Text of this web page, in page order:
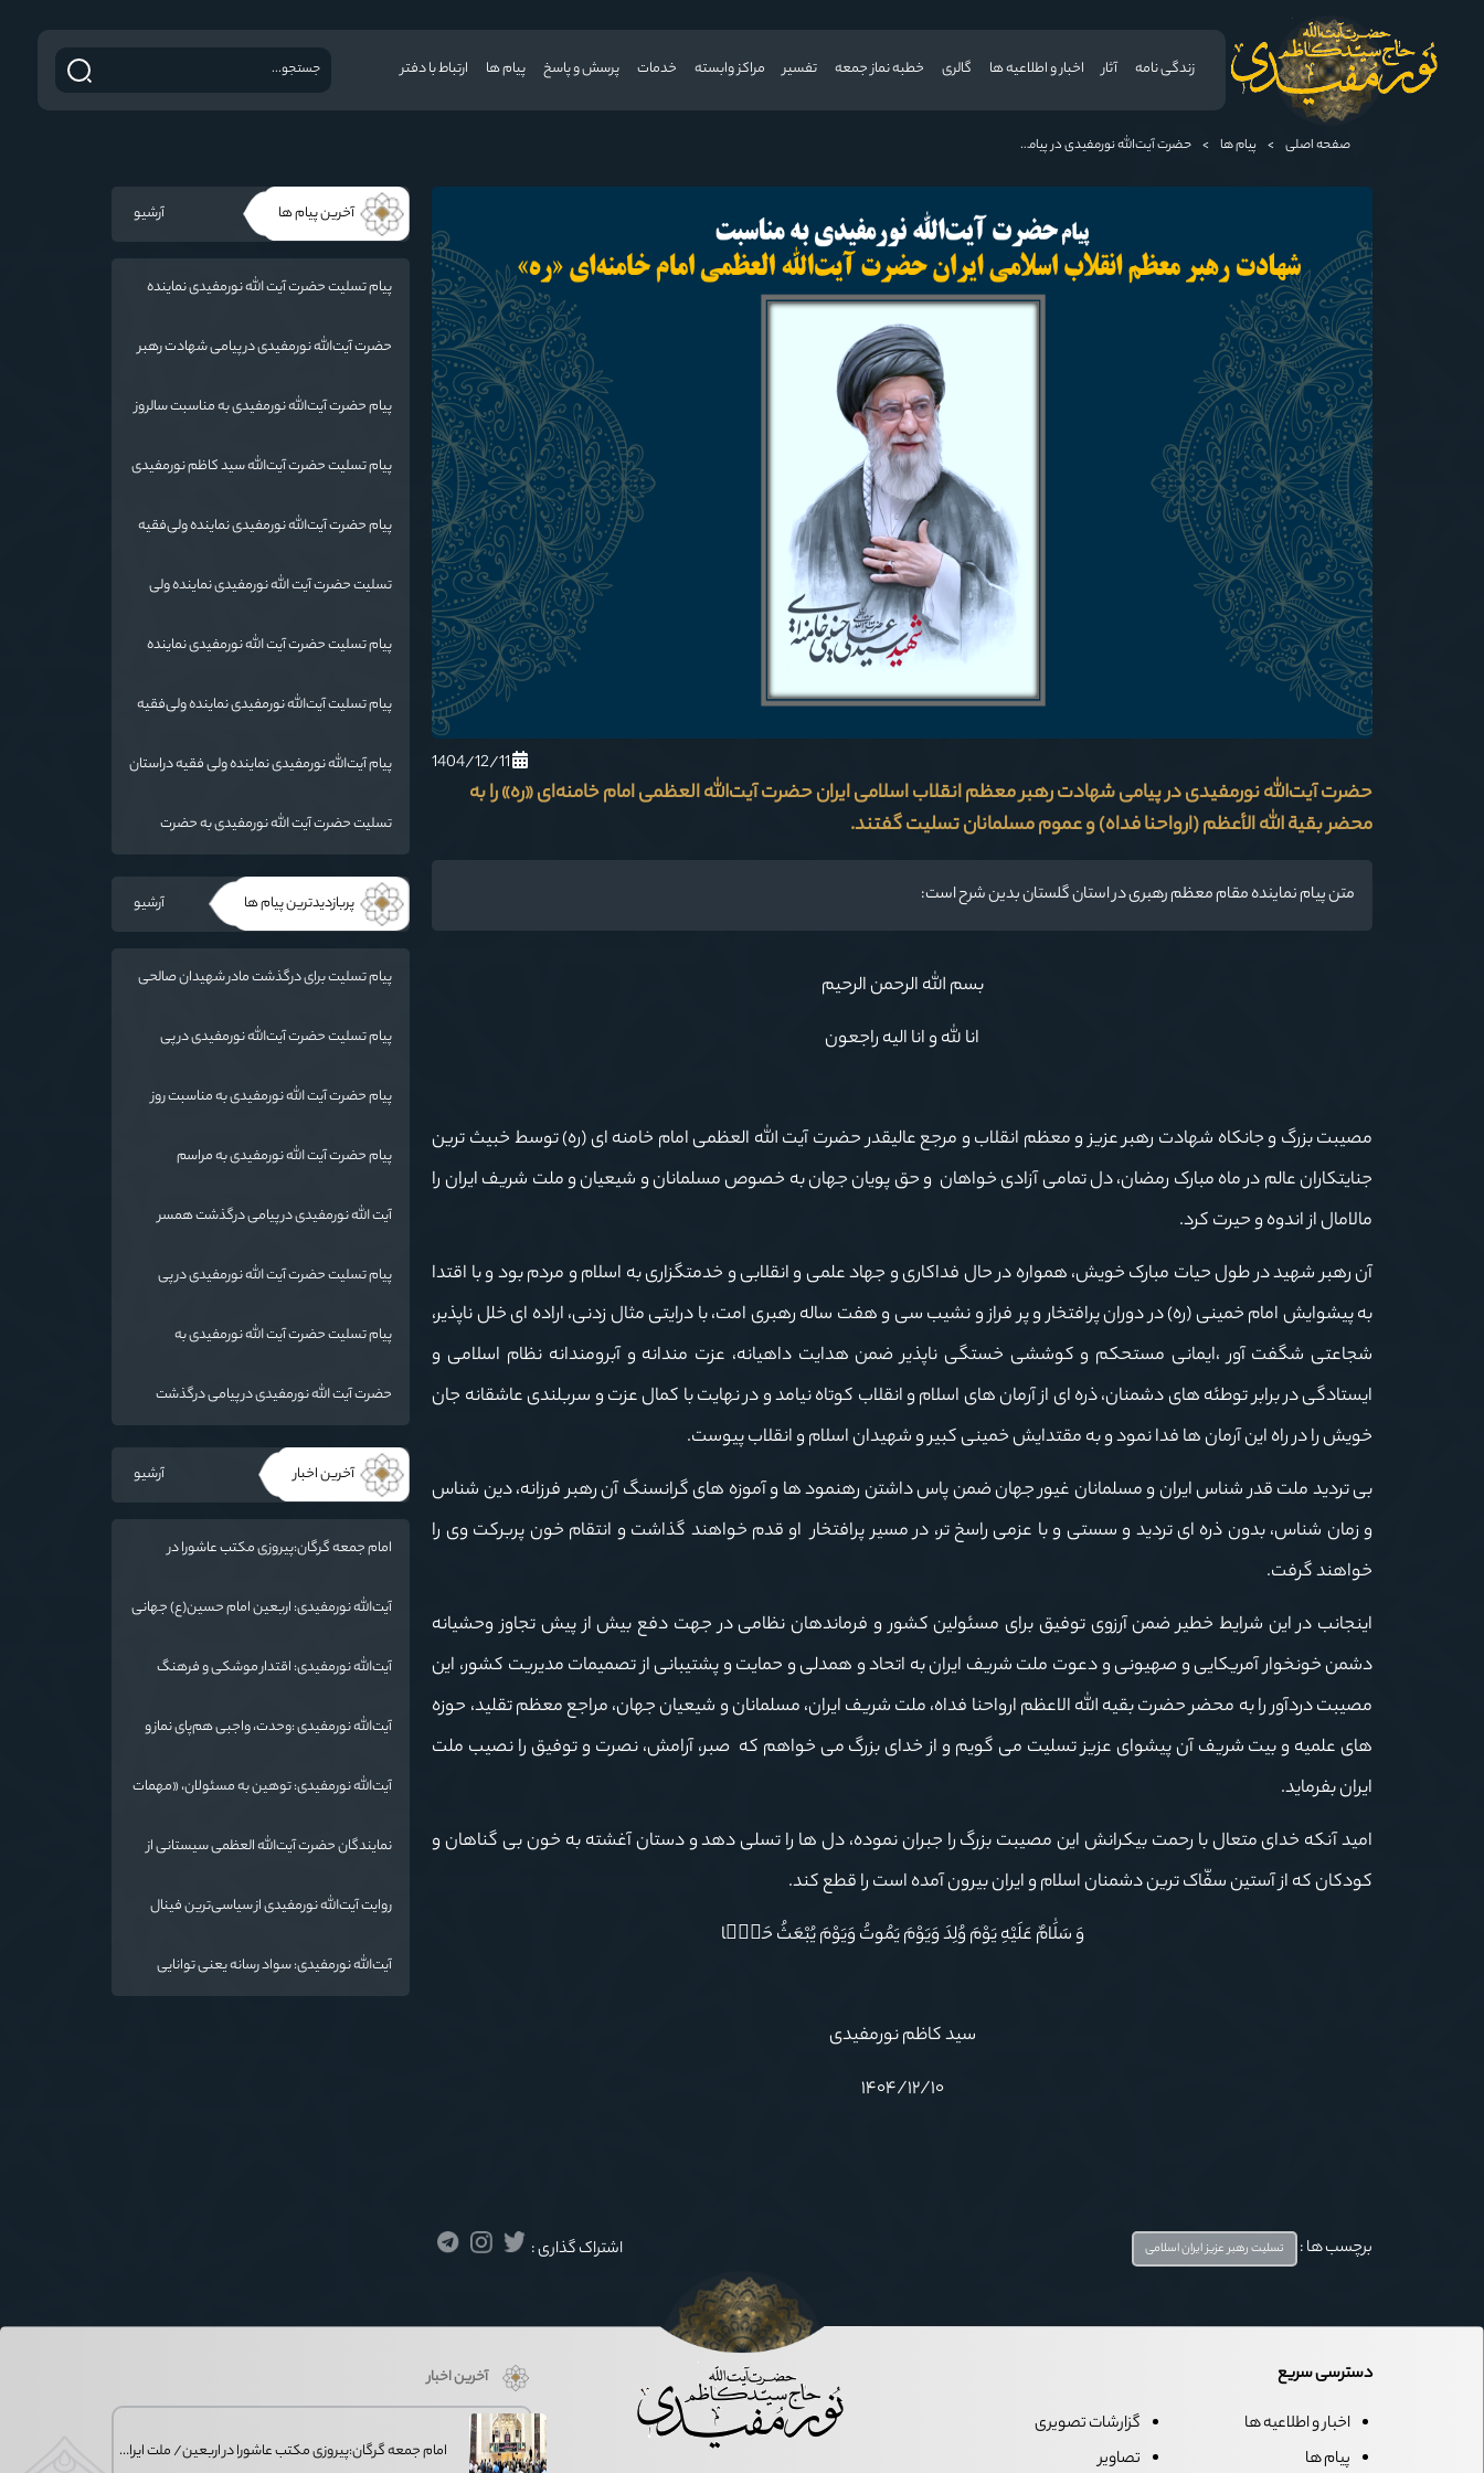
زندگی نامه آثار اخبار و اطلاعیه ها گالری خطبه نماز جمعه تفسیر مراکز وابسته خدمات پرسش و پاسخ پیام ها ارتباط با دفتر
صفحه اصلی > پیام ها > حضرت آیت‌الله‌ نورمفیدی در پیامی شهادت رهبر معظم انقلاب اسلامی ایران حضرت آیت‌الله العظمی امام خامنه‌ای «ره» را به محضر بقیة الله الأعظم (ارواحنا فداه) و عموم مسلمانان تسلیت گفتند.
1404/12/11
حضرت آیت‌الله‌ نورمفیدی در پیامی شهادت رهبر معظم انقلاب اسلامی ایران حضرت آیت‌الله العظمی امام خامنه‌ای «ره» را به
محضر بقیة الله الأعظم (ارواحنا فداه) و عموم مسلمانان تسلیت گفتند.
متن پیام نماینده مقام معظم رهبری در استان گلستان بدین شرح است:
بسم الله الرحمن الرحیم
انا لله و انا الیه راجعون
مصیبت بزرگ و جانکاه شهادت رهبر عزیز و معظم انقلاب و مرجع عالیقدر حضرت آیت الله العظمی امام خامنه ای (ره) توسط خبیث ترین
جنایتکاران عالم در ماه مبارک رمضان، دل تمامی آزادی خواهان و حق پویان جهان به خصوص مسلمانان و شیعیان و ملت شریف ایران را
مالامال از اندوه و حیرت کرد.
آن رهبر شهید در طول حیات مبارک خویش، همواره در حال فداکاری و جهاد علمی و انقلابی و خدمتگزاری به اسلام و مردم بود و با اقتدا
به پیشوایش امام خمینی (ره) در دوران پرافتخار و پر فراز و نشیب سی و هفت ساله رهبری امت، با درایتی مثال زدنی، اراده ای خلل ناپذیر،
شجاعتی شگفت آور ،ایمانی مستحکم و کوششی خستگی ناپذیر ضمن هدایت داهیانه، عزت مندانه و آبرومندانه نظام اسلامی و
ایستادگی در برابر توطئه های دشمنان، ذره ای از آرمان های اسلام و انقلاب کوتاه نیامد و در نهایت با کمال عزت و سربلندی عاشقانه جان
خویش را در راه این آرمان ها فدا نمود و به مقتدایش خمینی کبیر و شهیدان اسلام و انقلاب پیوست.
بی تردید ملت قدر شناس ایران و مسلمانان غیور جهان ضمن پاس داشتن رهنمود ها و آموزه های گرانسنگ آن رهبر فرزانه، دین شناس
و زمان شناس، بدون ذره ای تردید و سستی و با عزمی راسخ تر، در مسیر پرافتخار او قدم خواهند گذاشت و انتقام خون پربرکت وی را
خواهند گرفت.
اینجانب در این شرایط خطیر ضمن آرزوی توفیق برای مسئولین کشور و فرماندهان نظامی در جهت دفع بیش از پیش تجاوز وحشیانه
دشمن خونخوار آمریکایی و صهیونی و دعوت ملت شریف ایران به اتحاد و همدلی و حمایت و پشتیبانی از تصمیمات مدیریت کشور، این
مصیبت دردآور را به محضر حضرت بقیه الله الاعظم ارواحنا فداه، ملت شریف ایران، مسلمانان و شیعیان جهان، مراجع معظم تقلید، حوزه
های علمیه و بیت شریف آن پیشوای عزیز تسلیت می گویم و از خدای بزرگ می خواهم که صبر، آرامش، نصرت و توفیق را نصیب ملت
ایران بفرماید.
امید آنکه خدای متعال با رحمت بیکرانش این مصیبت بزرگ را جبران نموده، دل ها را تسلی دهد و دستان آغشته به خون بی گناهان و
کودکان که از آستین سفّاک ترین دشمنان اسلام و ایران بیرون آمده است را قطع کند.
وَ سَلَٰامٌ عَلَيْهِ يَوْمَ وُلِدَ وَيَوْمَ يَمُوتُ وَيَوْمَ يُبْعَثُ حَيࣰّا
سید کاظم نورمفیدی
۱۴۰۴/۱۲/۱۰
برچسب ها : تسلیت رهبر عزیز ایران اسلامی اشتراک گذاری :
آخرین پیام ها آرشیو
پیام تسلیت حضرت آیت الله نورمفیدی نماینده
در پی درگذشت فرماندار مراوه تپه
حضرت آیت‌الله‌ نورمفیدی در پیامی شهادت رهبر
العظمی امام خامنه‌ای «ره» را به محضر بقیة الله
الأعظم (ارواحنا فداه) و عموم مسلمانان تسلیت
پیام حضرت آیت‌الله نورمفیدی به مناسبت سالروز
همسران شهدا:
پیام تسلیت حضرت آیت‌الله سید کاظم نورمفیدی
پیام حضرت آیت‌الله نورمفیدی نماینده ولی‌فقیه
تسليت حضرت آیت الله نورمفیدی نماینده ولی
پیام تسلیت حضرت آیت الله نورمفیدی نماینده
پیام تسلیت آیت‌الله نورمفیدی نماینده ولی‌فقیه
پیام آیت‌الله نورمفیدی نماینده ولی فقیه دراستان
تسلیت حضرت آیت الله نورمفیدی به حضرت
پربازدیدترین پیام ها آرشیو
پیام تسلیت برای درگذشت مادر شهیدان صالحی
پیام تسلیت حضرت آیت‌الله نورمفیدی در پی
پیام حضرت آیت الله نورمفیدی به مناسبت روز
پیام حضرت آیت الله نورمفیدی به مراسم
آیت الله نورمفیدی در پیامی درگذشت همسر
پیام تسلیت حضرت آیت الله نورمفیدی در پی
گلستان
پیام تسلیت حضرت آیت الله نورمفیدی به
حضرت آیت الله نورمفیدی در پیامی درگذشت
آخرین اخبار آرشیو
امام جمعه گرگان:پیروزی مکتب عاشورا در
نمی‌شود
آیت‌الله نورمفیدی: اربعین امام حسین(ع) جهانی
تهمت به مسئولان حد شرعی دارد
آیت‌الله نورمفیدی: اقتدار موشکی و فرهنگ
تا ضرورت روایتگری جهانی
آیت‌الله نورمفیدی :وحدت، واجبی هم‌پای نماز و
آیت‌الله نورمفیدی: توهین به مسئولان، «مهمات
به جای جنگ است
نمایندگان حضرت آیت‌الله العظمی سیستانی از
کردند
روایت آیت‌الله نورمفیدی از سیاسی‌ترین فینال
می‌نشیند
آیت‌الله نورمفیدی: سواد رسانه یعنی توانایی
دسترسی سریع
اخبار و اطلاعیه ها
پیام ها
گزارشات تصویری
تصاویر
آخرین اخبار
امام جمعه گرگان:پیروزی مکتب عاشورا در اربعین/ ملت ایران در برابر استکبار